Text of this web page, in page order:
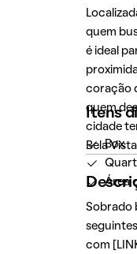
quem
é ideal
coração
quem
cidade
Bela Vista
Sobrado
com
Itens
Box
Área